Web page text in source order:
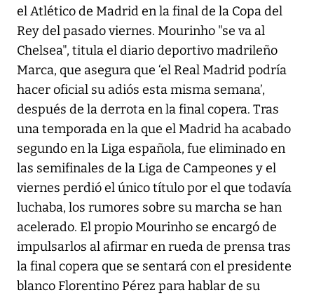
el Atlético de Madrid en la final de la Copa del
Rey del pasado viernes. Mourinho "se va al
Chelsea", titula el diario deportivo madrileño
Marca, que asegura que ‘el Real Madrid podría
hacer oficial su adiós esta misma semana’,
después de la derrota en la final copera. Tras
una temporada en la que el Madrid ha acabado
segundo en la Liga española, fue eliminado en
las semifinales de la Liga de Campeones y el
viernes perdió el único título por el que todavía
luchaba, los rumores sobre su marcha se han
acelerado. El propio Mourinho se encargó de
impulsarlos al afirmar en rueda de prensa tras
la final copera que se sentará con el presidente
blanco Florentino Pérez para hablar de su